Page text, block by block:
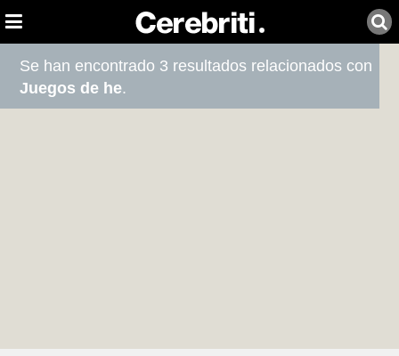
Se han encontrado 3 resultados relacionados con
Juegos de he.